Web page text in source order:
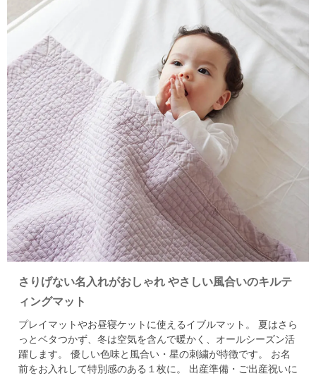
さりげない名入れがおしゃれ やさしい風合いのキルテ
ィングマット
プレイマットやお昼寝ケットに使えるイブルマット。
夏はさら
っとベタつかず、冬は空気を含んで暖かく、オールシーズン活
躍します。
優しい色味と風合い・星の刺繍が特徴です。
お名
前をお入れして特別感のある１枚に。
出産準備・ご出産祝いに